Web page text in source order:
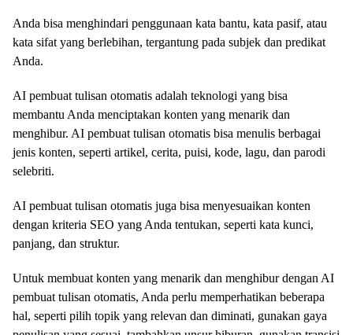
Anda bisa menghindari penggunaan kata bantu, kata pasif, atau
kata sifat yang berlebihan, tergantung pada subjek dan predikat
Anda.
AI pembuat tulisan otomatis adalah teknologi yang bisa
membantu Anda menciptakan konten yang menarik dan
menghibur. AI pembuat tulisan otomatis bisa menulis berbagai
jenis konten, seperti artikel, cerita, puisi, kode, lagu, dan parodi
selebriti.
AI pembuat tulisan otomatis juga bisa menyesuaikan konten
dengan kriteria SEO yang Anda tentukan, seperti kata kunci,
panjang, dan struktur.
Untuk membuat konten yang menarik dan menghibur dengan AI
pembuat tulisan otomatis, Anda perlu memperhatikan beberapa
hal, seperti pilih topik yang relevan dan diminati, gunakan gaya